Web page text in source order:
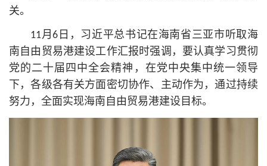
关。
11月6日，习近平总书记在海南省三亚市听取海
南自由贸易港建设工作汇报时强调，要认真学习贯彻
党的二十届四中全会精神，在党中央集中统一领导
下，各级各有关方面密切协作、主动作为，通过持续
努力，全面实现海南自由贸易港建设目标。